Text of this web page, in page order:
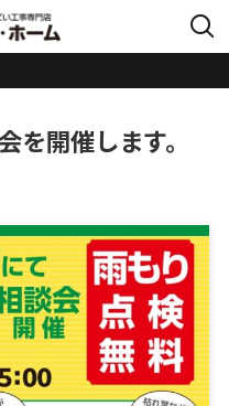
を開催します。